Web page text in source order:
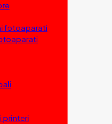
fotoaparati
printeri